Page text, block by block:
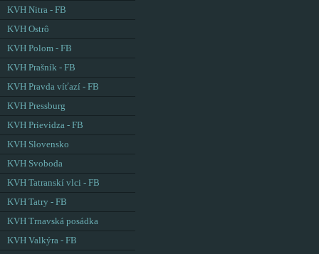
KVH Nitra - FB
KVH Ostrô
KVH Polom - FB
KVH Prašník - FB
KVH Pravda víťazí - FB
KVH Pressburg
KVH Prievidza - FB
KVH Slovensko
KVH Svoboda
KVH Tatranskí vlci - FB
KVH Tatry - FB
KVH Trnavská posádka
KVH Valkýra - FB